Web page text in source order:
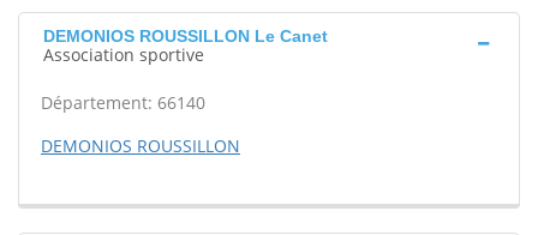
DEMONIOS ROUSSILLON Le Canet
Association sportive
Département: 66140
DEMONIOS ROUSSILLON